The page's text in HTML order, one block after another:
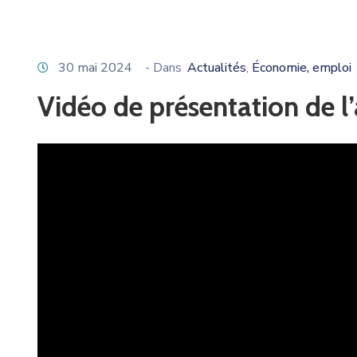
30 mai 2024 - Dans Actualités‚ Économie, emploi
Vidéo de présentation de